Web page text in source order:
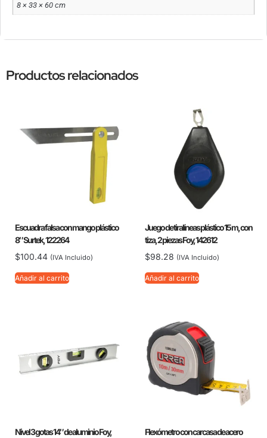
8 × 33 × 60 cm
Productos relacionados
Escuadra falsa con mango plástico
8″ Surtek, 122264
$100.44 (IVA Incluido)
Añadir al carrito
Juego de tiralíneas plástico 15 m, con
tiza, 2 piezas Foy, 142612
$98.28 (IVA Incluido)
Añadir al carrito
Nivel 3 gotas 14″ de aluminio Foy,
Flexómetro con carcasa de acero